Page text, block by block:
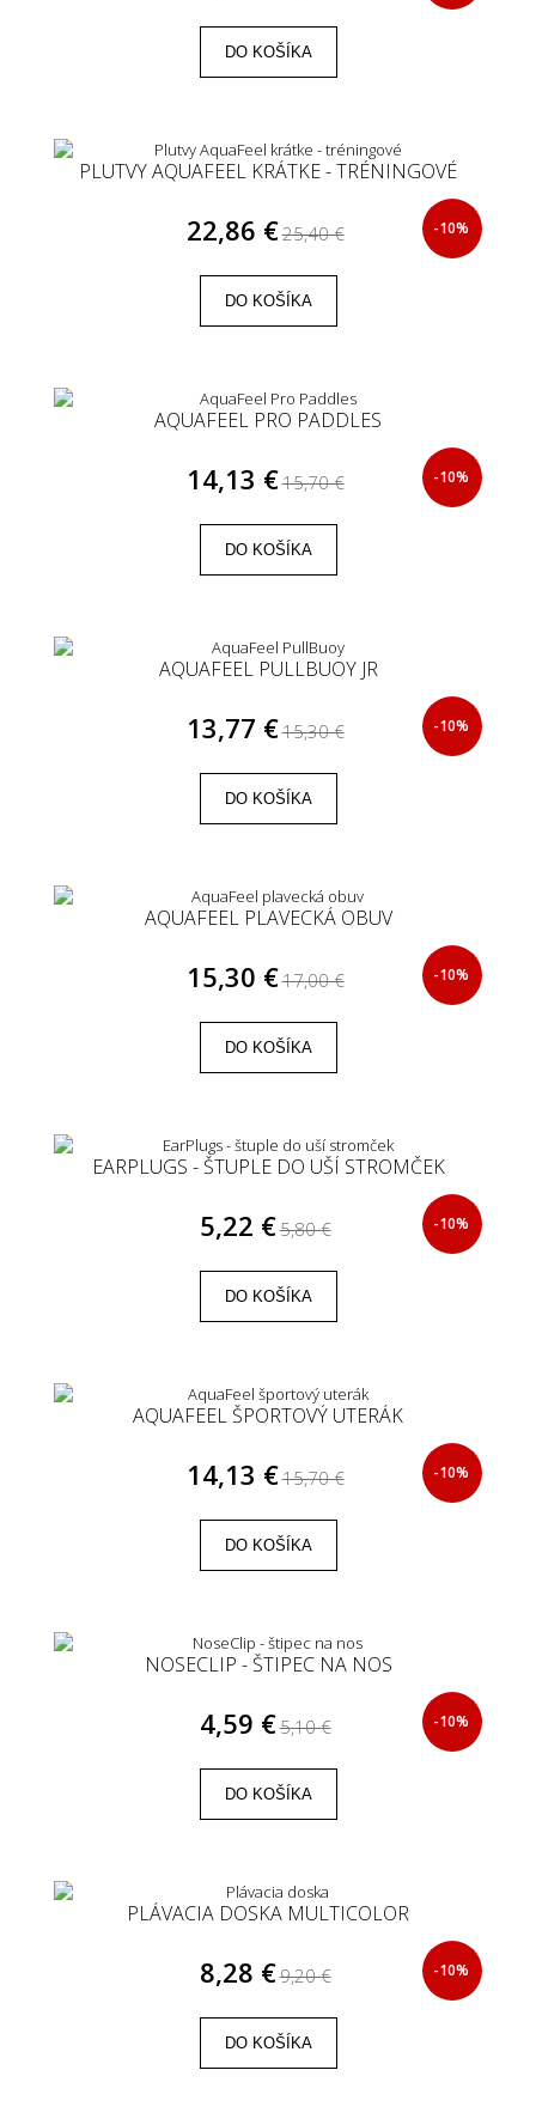
DO KOŠÍKA
PLUTVY AQUAFEEL KRÁTKE - TRÉNINGOVÉ
22,86 €25,40 € -10%
DO KOŠÍKA
AQUAFEEL PRO PADDLES
14,13 €15,70 € -10%
DO KOŠÍKA
AQUAFEEL PULLBUOY JR
13,77 €15,30 € -10%
DO KOŠÍKA
AQUAFEEL PLAVECKÁ OBUV
15,30 €17,00 € -10%
DO KOŠÍKA
EARPLUGS - ŠTUPLE DO UŠÍ STROMČEK
5,22 €5,80 € -10%
DO KOŠÍKA
AQUAFEEL ŠPORTOVÝ UTERÁK
14,13 €15,70 € -10%
DO KOŠÍKA
NOSECLIP - ŠTIPEC NA NOS
4,59 €5,10 € -10%
DO KOŠÍKA
PLÁVACIA DOSKA MULTICOLOR
8,28 €9,20 € -10%
DO KOŠÍKA